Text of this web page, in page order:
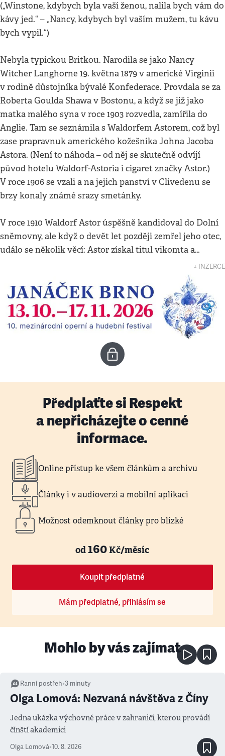
(„Winstone, kdybych byla vaší ženou, nalila bych vám do
kávy jed.“ – „Nancy, kdybych byl vaším mužem, tu kávu
bych vypil.“)
Nebyla typickou Britkou. Narodila se jako Nancy
Witcher Langhorne 19. května 1879 v americké Virginii
v rodině důstojníka bývalé Konfederace. Provdala se za
Roberta Goulda Shawa v Bostonu, a když se již jako
matka malého syna v roce 1903 rozvedla, zamířila do
Anglie. Tam se seznámila s Waldorfem Astorem, což byl
zase prapravnuk amerického kožešníka Johna Jacoba
Astora. (Není to náhoda – od něj se skutečně odvíjí
původ hotelu Waldorf-Astoria i cigaret značky Astor.)
V roce 1906 se vzali a na jejich panství v Clivedenu se
brzy konaly známé srazy smetánky.
V roce 1910 Waldorf Astor úspěšně kandidoval do Dolní
sněmovny, ale když o devět let později zemřel jeho otec,
událo se několik věcí: Astor získal titul vikomta a…
↓ INZERCE
Předplaťte si Respekt
a nepřicházejte o cenné
informace.
Online přístup ke všem článkům a archivu
Články i v audioverzi a mobilní aplikaci
Možnost odemknout články pro blízké
od160Kč/měsíc
Koupit předplatné
Mám předplatné, přihlásím se
Mohlo by vás zajímat
Ranní postřeh•3 minuty
Olga Lomová: Nezvaná návštěva z Číny
Jedna ukázka výchovné práce v zahraničí, kterou provádí
čínští akademici
Olga Lomová•10. 8. 2026